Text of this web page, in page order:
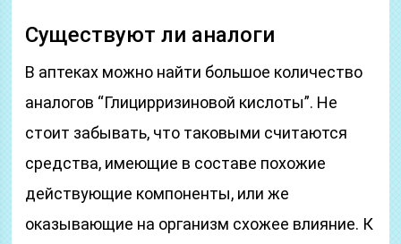
Существуют ли аналоги
В аптеках можно найти большое количество
аналогов “Глицирризиновой кислоты”. Не
стоит забывать, что таковыми считаются
средства, имеющие в составе похожие
действующие компоненты, или же
оказывающие на организм схожее влияние. К